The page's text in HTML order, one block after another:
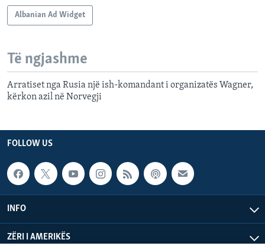
Albanian Ad Widget
Të ngjashme
Arratiset nga Rusia një ish-komandant i organizatës Wagner,
kërkon azil në Norvegji
FOLLOW US
INFO
ZËRI I AMERIKËS